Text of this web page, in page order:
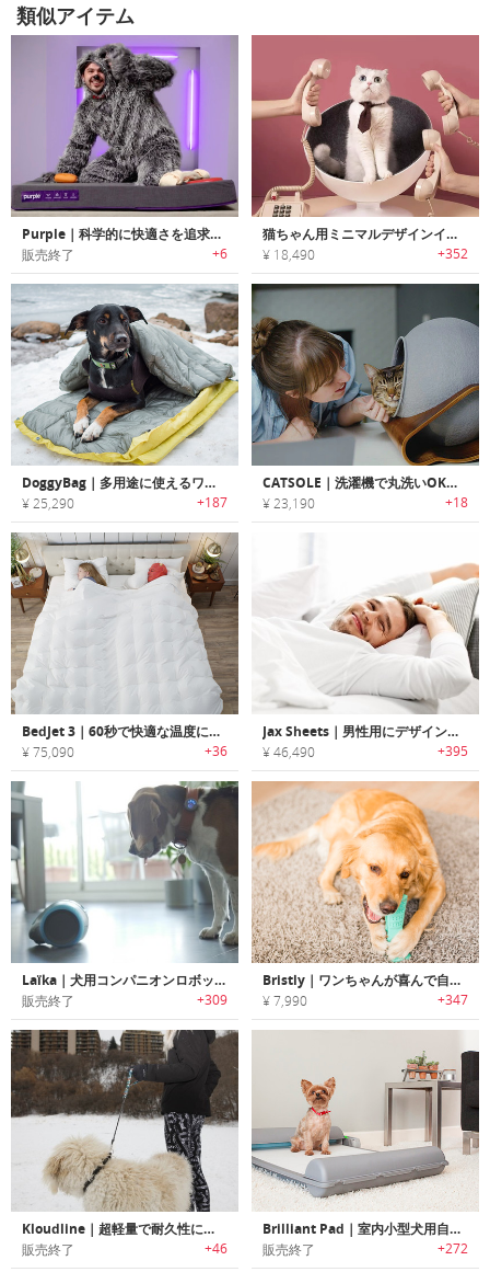
類似アイテム
Purple｜科学的に快適さを追求したペット用ベッド「パープル」
販売終了 +6
猫ちゃん用ミニマルデザインインタラクティブベッド
¥ 18,490 +352
DoggyBag｜多用途に使えるワンちゃん用断熱プレミアム寝袋「ドギーバッグ」
¥ 25,290 +187
CATSOLE｜洗濯機で丸洗いOKのオーブシェイプキャットベッド「キャットソル」
¥ 23,190 +18
BedJet 3｜60秒で快適な温度にコントロール可能なベッド用クーリング/ヒーティングシステム「ベッドジェット」
¥ 75,090 +36
Jax Sheets｜男性用にデザインされたに吸水性・通気性に優れたメンズベッドシーツ「ジャックスシーツ」
¥ 46,490 +395
Laïka｜犬用コンパニオンロボット「ライカ」
販売終了 +309
Bristly｜ワンちゃんが喜んで自分から歯磨きする犬用歯ブラシ「ブリストリー」
¥ 7,990 +347
Kloudline｜超軽量で耐久性に優れたポケットに簡単に収まる犬用リーシュ「クラウドライン」
販売終了 +46
Brilliant Pad｜室内小型犬用自動クリーニング機能搭載トイレ「ブリリアントパッド」
販売終了 +272